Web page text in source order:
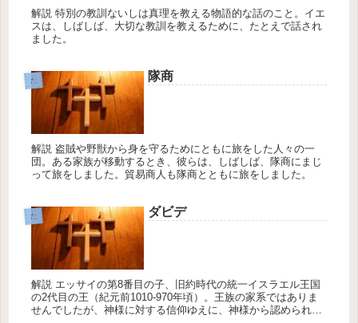
解説 特別の教訓ないしは真理を教える物語的な話のこと。イエ
スは、しばしば、大切な教訓を教えるために、たとえで話され
ました。
た 隊商
解説 盗賊や野獣から身を守るためにともに旅をした人々の一
団。ある家族が移動するとき、彼らは、しばしば、隊商にまじ
って旅をしました。貿易商人も隊商とともに旅をしました。
た ダビデ
解説 エッサイの第8番目の子、旧約時代の統一イスラエル王国
の2代目の王（紀元前1010-970年頃）。王族の家系ではありま
せんでしたが、神様に対する信仰ゆえに、神様から認められ油